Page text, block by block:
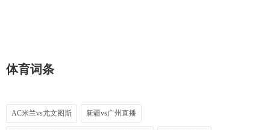
体育词条
AC米兰vs尤文图斯 新疆vs广州直播